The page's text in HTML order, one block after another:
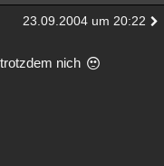
23.09.2004 um 20:22
nich